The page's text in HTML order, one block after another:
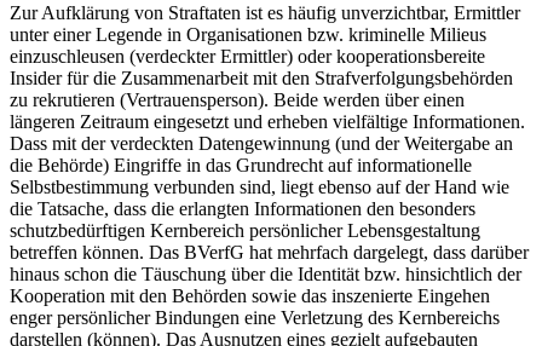
Zur Aufklärung von Straftaten ist es häufig unverzichtbar, Ermittler
unter einer Legende in Organisationen bzw. kriminelle Milieus
einzuschleusen (verdeckter Ermittler) oder kooperationsbereite
Insider für die Zusammenarbeit mit den Strafverfolgungsbehörden
zu rekrutieren (Vertrauensperson). Beide werden über einen
längeren Zeitraum eingesetzt und erheben vielfältige Informationen.
Dass mit der verdeckten Datengewinnung (und der Weitergabe an
die Behörde) Eingriffe in das Grundrecht auf informationelle
Selbstbestimmung verbunden sind, liegt ebenso auf der Hand wie
die Tatsache, dass die erlangten Informationen den besonders
schutzbedürftigen Kernbereich persönlicher Lebensgestaltung
betreffen können. Das BVerfG hat mehrfach dargelegt, dass darüber
hinaus schon die Täuschung über die Identität bzw. hinsichtlich der
Kooperation mit den Behörden sowie das inszenierte Eingehen
enger persönlicher Bindungen eine Verletzung des Kernbereichs
darstellen (können). Das Ausnutzen eines gezielt aufgebauten